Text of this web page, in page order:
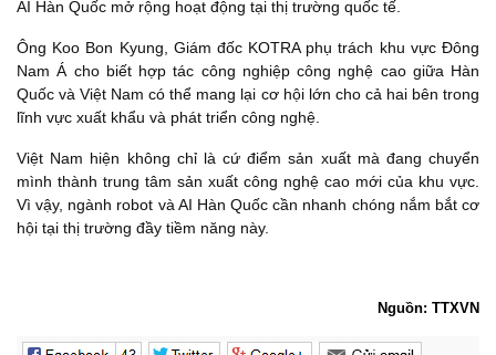
AI Hàn Quốc mở rộng hoạt động tại thị trường quốc tế.
Ông Koo Bon Kyung, Giám đốc KOTRA phụ trách khu vực Đông
Nam Á cho biết hợp tác công nghiệp công nghệ cao giữa Hàn
Quốc và Việt Nam có thể mang lại cơ hội lớn cho cả hai bên trong
lĩnh vực xuất khẩu và phát triển công nghệ.
Việt Nam hiện không chỉ là cứ điểm sản xuất mà đang chuyển
mình thành trung tâm sản xuất công nghệ cao mới của khu vực.
Vì vậy, ngành robot và AI Hàn Quốc cần nhanh chóng nắm bắt cơ
hội tại thị trường đầy tiềm năng này.
Nguồn: TTXVN